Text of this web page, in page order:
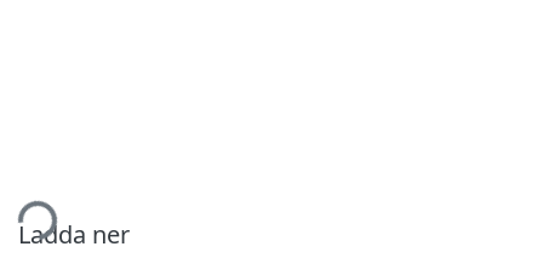
Ladda ner